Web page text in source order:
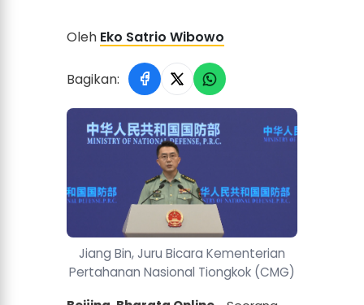
Oleh Eko Satrio Wibowo
Bagikan:
Jiang Bin, Juru Bicara Kementerian
Pertahanan Nasional Tiongkok (CMG)